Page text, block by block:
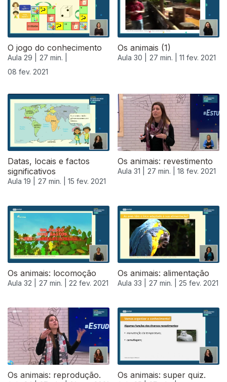
O jogo do conhecimento
Aula 29 |
27 min. |
08 fev. 2021
Os animais (1)
Aula 30 | 27 min. | 11 fev. 2021
Datas, locais e factos
significativos
Aula 19 | 27 min. | 15 fev. 2021
Os animais: revestimento
Aula 31 | 27 min. | 18 fev. 2021
Os animais: locomoção
Aula 32 | 27 min. | 22 fev. 2021
Os animais: alimentação
Aula 33 | 27 min. | 25 fev. 2021
Os animais: reprodução. Os animais: super quiz.
528140